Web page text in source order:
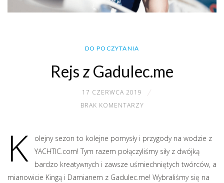
DO POCZYTANIA
Rejs z Gadulec.me
17 CZERWCA 2019
BRAK KOMENTARZY
K
olejny sezon to kolejne pomysły i przygody na wodzie z
YACHTIC.com! Tym razem połączyliśmy siły z dwójką
bardzo kreatywnych i zawsze uśmiechniętych twórców, a
mianowicie Kingą i Damianem z Gadulec.me! Wybraliśmy się na